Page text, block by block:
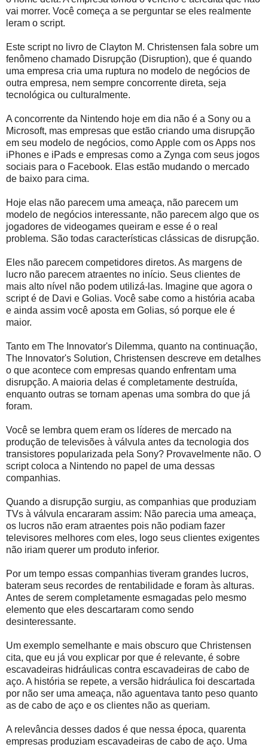
vai morrer. Você começa a se perguntar se eles realmente
leram o script.
Este script no livro de Clayton M. Christensen fala sobre um
fenômeno chamado Disrupção (Disruption), que é quando
uma empresa cria uma ruptura no modelo de negócios de
outra empresa, nem sempre concorrente direta, seja
tecnológica ou culturalmente.
A concorrente da Nintendo hoje em dia não é a Sony ou a
Microsoft, mas empresas que estão criando uma disrupção
em seu modelo de negócios, como Apple com os Apps nos
iPhones e iPads e empresas como a Zynga com seus jogos
sociais para o Facebook. Elas estão mudando o mercado
de baixo para cima.
Hoje elas não parecem uma ameaça, não parecem um
modelo de negócios interessante, não parecem algo que os
jogadores de videogames queiram e esse é o real
problema. São todas características clássicas de disrupção.
Eles não parecem competidores diretos. As margens de
lucro não parecem atraentes no início. Seus clientes de
mais alto nível não podem utilizá-las. Imagine que agora o
script é de Davi e Golias. Você sabe como a história acaba
e ainda assim você aposta em Golias, só porque ele é
maior.
Tanto em The Innovator's Dilemma, quanto na continuação,
The Innovator's Solution, Christensen descreve em detalhes
o que acontece com empresas quando enfrentam uma
disrupção. A maioria delas é completamente destruída,
enquanto outras se tornam apenas uma sombra do que já
foram.
Você se lembra quem eram os líderes de mercado na
produção de televisões à válvula antes da tecnologia dos
transistores popularizada pela Sony? Provavelmente não. O
script coloca a Nintendo no papel de uma dessas
companhias.
Quando a disrupção surgiu, as companhias que produziam
TVs à válvula encararam assim: Não parecia uma ameaça,
os lucros não eram atraentes pois não podiam fazer
televisores melhores com eles, logo seus clientes exigentes
não iriam querer um produto inferior.
Por um tempo essas companhias tiveram grandes lucros,
bateram seus recordes de rentabilidade e foram às alturas.
Antes de serem completamente esmagadas pelo mesmo
elemento que eles descartaram como sendo
desinteressante.
Um exemplo semelhante e mais obscuro que Christensen
cita, que eu já vou explicar por que é relevante, é sobre
escavadeiras hidráulicas contra escavadeiras de cabo de
aço. A história se repete, a versão hidráulica foi descartada
por não ser uma ameaça, não aguentava tanto peso quanto
as de cabo de aço e os clientes não as queriam.
A relevância desses dados é que nessa época, quarenta
empresas produziam escavadeiras de cabo de aço. Uma